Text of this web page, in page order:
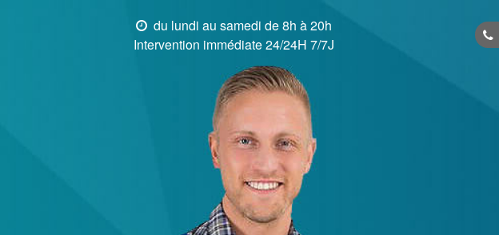
du lundi au samedi de 8h à 20h
Intervention immédiate 24/24H 7/7J